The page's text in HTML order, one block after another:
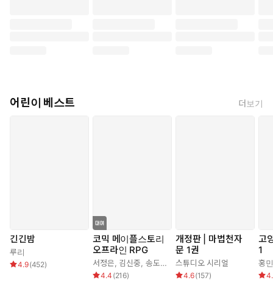
어린이 베스트 더보기
긴긴밤
루리
4.9(452)
코믹 메이플스토리
오프라인 RPG
서정은, 김신중, 송도수
4.4 (216)
개정판 | 마법천자
문 1권
스튜디오 시리얼
4.6(157)
고
1
홍